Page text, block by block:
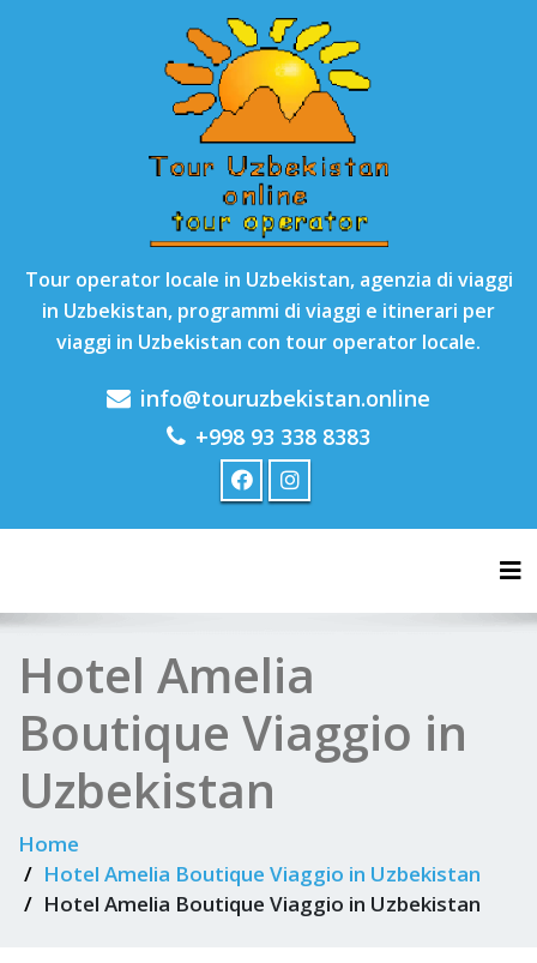
Tour operator locale in Uzbekistan, agenzia di viaggi
in Uzbekistan, programmi di viaggi e itinerari per
viaggi in Uzbekistan con tour operator locale.
info@touruzbekistan.online
+998 93 338 8383
Hotel Amelia
Boutique Viaggio in
Uzbekistan
Home
Hotel Amelia Boutique Viaggio in Uzbekistan
Hotel Amelia Boutique Viaggio in Uzbekistan